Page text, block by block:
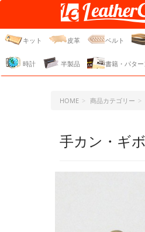
レザークラフト
ジェーピー
キット 皮革 ベルト
時計 半製品 書籍・パター
HOME 商品カテゴリー
手カン・ギ